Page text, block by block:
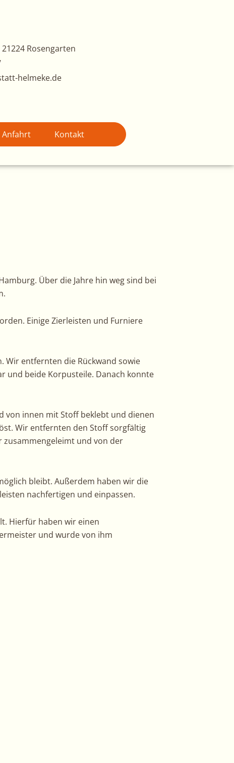
Rosengarten
helmeke.de
Anfahrt Kontakt
Über die Jahre hin weg sind bei
Einige Zierleisten und Furniere
Wir entfernten die Rückwand sowie
und beide Korpusteile. Danach konnte
von innen mit Stoff beklebt und dienen
Wir entfernten den Stoff sorgfältig
zusammengeleimt und von der
bleibt. Außerdem haben wir die
nachfertigen und einpassen.
Hierfür haben wir einen
und wurde von ihm